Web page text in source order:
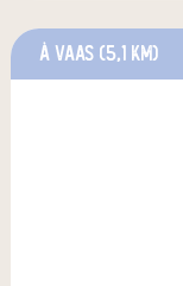
à Vaas (5,1 km)